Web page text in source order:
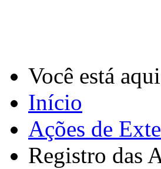
Você está
Início
Ações de
Registro das